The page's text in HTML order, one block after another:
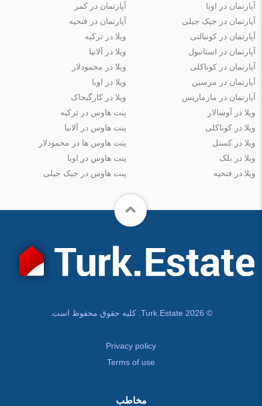
آپارتمان در اوبا
آپارتمان در جیک جیلی
آپارتمان در کمر
آپارتمان در فتحیه
آپارتمان در کونیالتی
آپارتمان در استانبول
آپارتمان در کوناکلی
آپارتمان در مرسین
آپارتمان در مارماریس
ویلا در ترکیه
ویلا در آلانیا
ویلا در محمودلار
ویلا در اوبا
ویلا در کارگیجاک
ویلا در آوسالار
ویلا در کوناکلی
ویلا در کستل
ویلا در بلک
ویلا در فتحیه
پنت هاوس در ترکیه
پنت هاوس در آلانیا
پنت هاوس ها در محمودلار
پنت هاوس در اوبا
پنت هاوس در جیک جیلی
© Turk.Estate 2026. کلیه حقوق محفوظ است.
Privacy policy
Terms of use
مخاطب